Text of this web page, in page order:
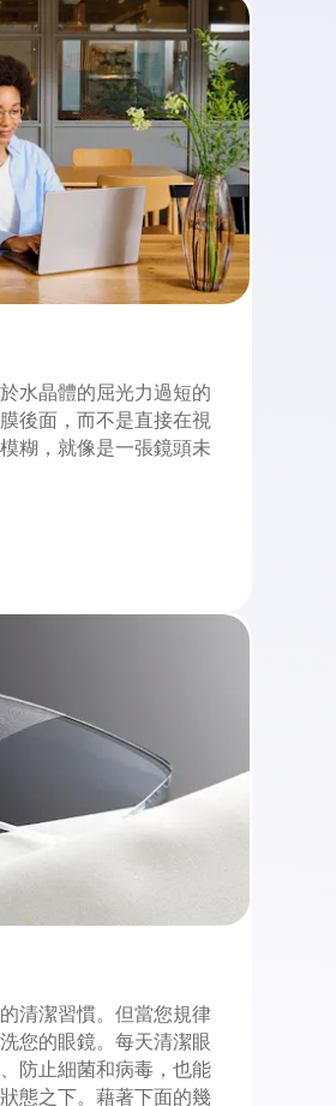
水晶體的屈光力過短的
後面，而不是直接在視
糊，就像是一張鏡頭未
清潔習慣。但當您規律
您的眼鏡。每天清潔眼
防止細菌和病毒，也能
態之下。藉著下面的幾